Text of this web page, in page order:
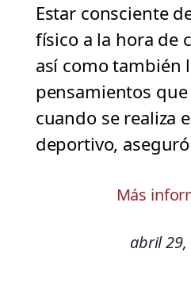
Estar consciente
físico a la hora de
así como también
pensamientos
cuando se realiza
deportivo, aseguró
Más
abril 29,